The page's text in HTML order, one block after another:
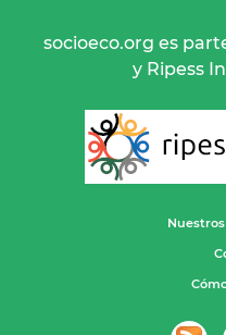
socioeco.org es
y Ripess